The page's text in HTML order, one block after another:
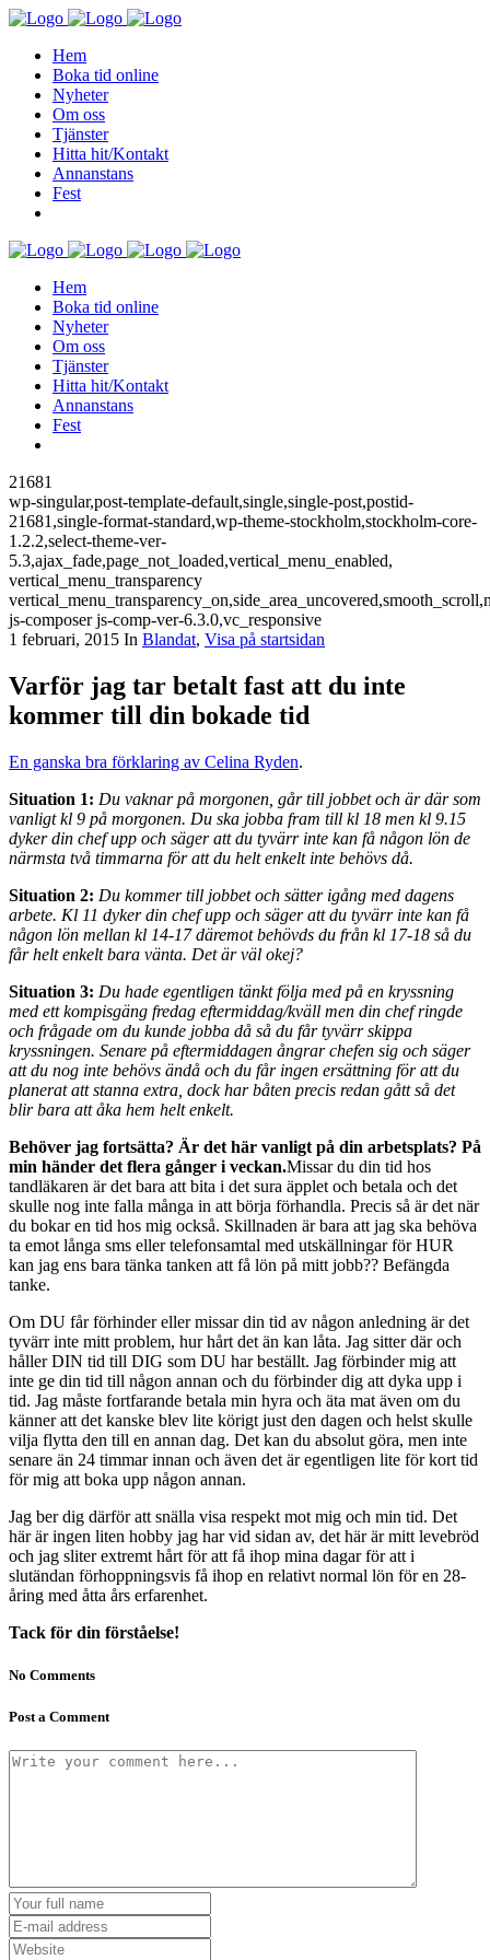
Hem
Boka tid online
Nyheter
Om oss
Tjänster
Hitta hit/Kontakt
Annanstans
Fest
Hem
Boka tid online
Nyheter
Om oss
Tjänster
Hitta hit/Kontakt
Annanstans
Fest
21681
wp-singular,post-template-default,single,single-post,postid-
21681,single-format-standard,wp-theme-stockholm,stockholm-core-
1.2.2,select-theme-ver-
5.3,ajax_fade,page_not_loaded,vertical_menu_enabled,
vertical_menu_transparency
js-composer js-comp-ver-6.3.0,vc_responsive
1 februari, 2015 In Blandat, Visa på startsidan
Varför jag tar betalt fast att du inte
kommer till din bokade tid
En ganska bra förklaring av Celina Ryden.
Situation 1: Du vaknar på morgonen, går till jobbet och är där som
vanligt kl 9 på morgonen. Du ska jobba fram till kl 18 men kl 9.15
dyker din chef upp och säger att du tyvärr inte kan få någon lön de
närmsta två timmarna för att du helt enkelt inte behövs då.
Situation 2: Du kommer till jobbet och sätter igång med dagens
arbete. Kl 11 dyker din chef upp och säger att du tyvärr inte kan få
någon lön mellan kl 14-17 däremot behövds du från kl 17-18 så du
får helt enkelt bara vänta. Det är väl okej?
Situation 3: Du hade egentligen tänkt följa med på en kryssning
med ett kompisgäng fredag eftermiddag/kväll men din chef ringde
och frågade om du kunde jobba då så du får tyvärr skippa
kryssningen. Senare på eftermiddagen ångrar chefen sig och säger
att du nog inte behövs ändå och du får ingen ersättning för att du
planerat att stanna extra, dock har båten precis redan gått så det
blir bara att åka hem helt enkelt.
Behöver jag fortsätta? Är det här vanligt på din arbetsplats? På
min händer det flera gånger i veckan.Missar du din tid hos
tandläkaren är det bara att bita i det sura äpplet och betala och det
skulle nog inte falla många in att börja förhandla. Precis så är det när
du bokar en tid hos mig också. Skillnaden är bara att jag ska behöva
ta emot långa sms eller telefonsamtal med utskällningar för HUR
kan jag ens bara tänka tanken att få lön på mitt jobb?? Befängda
tanke.
Om DU får förhinder eller missar din tid av någon anledning är det
tyvärr inte mitt problem, hur hårt det än kan låta. Jag sitter där och
håller DIN tid till DIG som DU har beställt. Jag förbinder mig att
inte ge din tid till någon annan och du förbinder dig att dyka upp i
tid. Jag måste fortfarande betala min hyra och äta mat även om du
känner att det kanske blev lite körigt just den dagen och helst skulle
vilja flytta den till en annan dag. Det kan du absolut göra, men inte
senare än 24 timmar innan och även det är egentligen lite för kort tid
för mig att boka upp någon annan.
Jag ber dig därför att snälla visa respekt mot mig och min tid. Det
här är ingen liten hobby jag har vid sidan av, det här är mitt levebröd
och jag sliter extremt hårt för att få ihop mina dagar för att i
slutändan förhoppningsvis få ihop en relativt normal lön för en 28-
åring med åtta års erfarenhet.
Tack för din förståelse!
No Comments
Post a Comment